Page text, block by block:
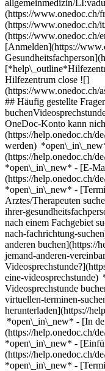
allgemeinmedizin/
(https://www.onedoc.ch/
(https://www.onedoc.ch/
(https://www.onedoc.ch/
[Anmelden](https://
Hilfezentrum close ![]
(https://www.onedoc.ch/
## Häufig gestellte
OneDoc-Konto kann
(https://help.onedoc.ch/
werden)
(https://help.onedoc.ch/
*open\_in\_new* - [E-
(https://help.onedoc.ch/
*open\_in\_new* -
Arztes/Therapeuten
ihrer-
nach einem Fachgebiet
nach-fachrichtung-
anderen buchen](https://
jemand-anderen-
eine-
Videosprechstunde
virtuellen-terminen-
herunterladen](https://
*open\_in\_new* - [In
(https://help.onedoc.ch/
*open\_in\_new* -
(https://help.onedoc.ch/
*open\_in\_new* - [Termine verwalten](https://help.onedoc.ch/de/termine-verwalten) *open\_in\_new* - [Termine absagen](https://help.onedoc.ch/de/online-gebuchte-termine-absagen) *open\_in\_new* - [Ich erhalte keine Terminbestätigung](https://help.onedoc.ch/de/ich-erhalte-keine-terminbest%C3%A4tigung) *open\_in\_new* [Alle unsere Artikel anzeigen *open\_in\_new*](https://help.onedoc.ch/de/) close ## Ihre Suche bearbeiten ![Haus mit Pluszeichen, das anzeigt, dass eine Konsultation vor Ort möglich ist](https://www.onedoc.ch/assets/images/icons/on-site.svg) Vor Ort ![Kamera mit Play-Symbol, die anzeigt, dass eine Konsultation per Video aus der Ferne möglich ist](https://www.onedoc.ch/assets/images/icons/remote.svg) Virtuell Suche #### Fachrichtung #### Gesundheitsfachperson #### Einrichtung edit Hausarzt (Allgemeinmedizin) in Vaduz tune Filter Neue Patienten*keyboard\_arrow\_down* - Zugelassen*check\_circle* Gesprochene Sprachen*keyboard\_arrow\_down* - Chinesisch*check\_circle* - Deutsch*check\_circle* - Englisch*check\_circle* - Französisch*check\_circle* - Italienisch*check\_circle* - Kroatisch*check\_circle* - Niederländisch*check\_circle* - Norwegisch*check\_circle* - Polnisch*check\_circle* - Portugiesisch*check\_circle* - Rätoromanisch*check\_circle* - Schwedisch*check\_circle* - Serbisch*check\_circle* - Slowakisch*check\_circle* - Spanisch*check\_circle* - Tschechisch*check\_circle* - Türkisch*check\_circle* - Ukrainisch*check\_circle* Geschlecht*keyboard\_arrow\_down* - Weiblich*check\_circle* - Männlich*check\_circle* Netzwerk*keyboard\_arrow\_down* - Ärztenetzwerk Gesundes Rheintal*check\_circle* Verfügbarkeit*keyboard\_arrow\_down* - Heute*check\_circle* - In den nächsten 3 Tagen*check\_circle* - In den nächsten 7 Tagen*check\_circle* - In den nächsten 14 Tagen*check\_circle* # Hausarzt (Allgemeinmedizin) in Vaduz: Buchen Sie heute Ihren Termin online ## 1 Ergebnis in Vaduz [![Dr. Johannes Jehle, Kardiologe in Vaduz](https://assets.onedoc.ch/images/users/717e52914569ddcec9227177a89f571ae9f6c76ccca5a4188068d67a21b80141-small.png "Dr. Johannes Jehle, Kardiologe in Vaduz")](https://www.onedoc.ch/de/kardiologe/LI:vaduz/pb4z2/dr-johannes-jehle) ### [Dr. Johannes Jehle](https://www.onedoc.ch/de/kardiologe/LI:vaduz/pb4z2/dr-johannes-jehle) ![Abzeichen, das ein verifiziertes Profil kennzeichnet](https://www.onedoc.ch/assets/images/icons/checkmark.svg) [Kardiologe](https://www.onedoc.ch/de/kardiologe/LI:vaduz), Hausarzt (Allgemeinmedizin) [Kardiologie - Praxis Jehle](https://www.onedoc.ch/de/medizinische-praxis/LI:vaduz/e1dk/kardiologie-praxis-jehle) Heiligkreuz 46 9490 Vaduz Liechtenstein ![Patient mit Pluszeichen, der anzeigt, dass neue Patienten angenommen werden](https://www.onedoc.ch/assets/images/icons/new-patients.svg)Akzeptiert neue Patienten [Termin buchen](https://www.onedoc.ch/de/kardiologe/LI:vaduz/pb4z2/dr-johannes-jehle) Expertisen:[Arrhythmie](https://www.onedoc.ch/de/arrhythmie/LI:vaduz), [Ergometrie | Belastungstest | Leistungstest](https://www.onedoc.ch/de/ergometrie-belastungstest-leistungstest/LI:vaduz), [Herz-Kreislauf-Prävention | CardioCheck](https://www.onedoc.ch/de/herz-kreislauf-pravention-cardiocheck/LI:vaduz), [Echokardiografie | Herzultraschall](https://www.onedoc.ch/de/echokardiografie-herzultraschall/LI:vaduz)Mehr anzeigen *chevron\_left* Mo. 03 Aug. *chevron\_right* Mehr Termine anzeigen *error\_outline*